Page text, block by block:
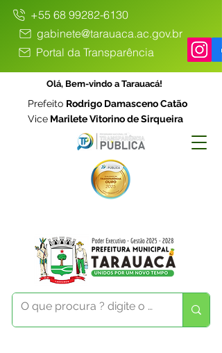
+55 68 99282-6130
gabinete@tarauaca.ac.gov.br
Portal da Transparência
Olá, Bem-vindo a Tarauacá!
Prefeito Rodrigo Damasceno Catão
Vice Marilete Vitorino de Sirqueira